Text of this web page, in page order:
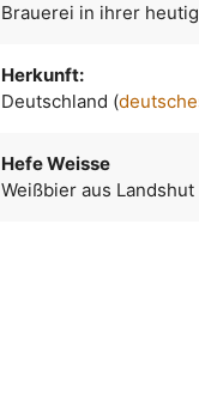
Brauerei in ihrer
Herkunft:
Deutschland (
Hefe Weisse
Weißbier aus Landshut